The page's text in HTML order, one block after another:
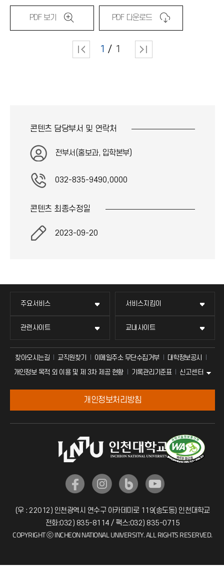
PDF 보기 PDF 다운로드
1 1
콘텐츠 담당부서 및 연락처
전부서(홍보과, 입학본부)
032-835-9490,0000
콘텐츠 최종수정일
2023-09-20
주요서비스 서비스지킴이
관련사이트 교내사이트
찾아오시는길 교직원찾기 이메일주소 무단수집거부
대학정보공시
개인정보 목적 외 이용 및 제 3차 제공 현황
기록관리기준표 신고센터
개인정보처리방침
(우 : 22012) 인천광역시 연수구 아카데미로 119(송도동) 인천대학교
전화:032) 835-8114 / 팩스:032) 835-0715
COPYRIGHT ⓒ INCHEON NATIONAL UNIVERSITY. ALL RIGHTS RESERVED.